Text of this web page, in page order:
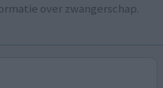
over zwangerschap.